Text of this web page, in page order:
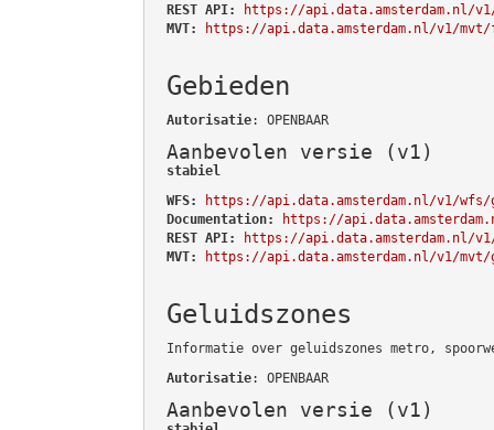
REST API:
https://api.data.amsterdam.nl/
MVT:
https://api.data.amsterdam.nl/v1/mvt/
Gebieden
Autorisatie: OPENBAAR
Aanbevolen versie (v1)
stabiel
WFS:
https://api.data.amsterdam.nl/v1/wfs/
Documentation:
https://
REST API:
https://api.data.amsterdam.nl/
MVT:
https://api.data.amsterdam.nl/v1/mvt/
Geluidszones
Informatie over geluidszones metro,
Autorisatie: OPENBAAR
Aanbevolen versie (v1)